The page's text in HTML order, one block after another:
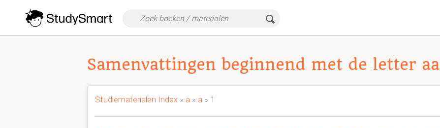
Samenvattingen beginnend met de letter aa
Studiematerialen Index » a » a » 1